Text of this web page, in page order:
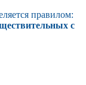
правилом:
с